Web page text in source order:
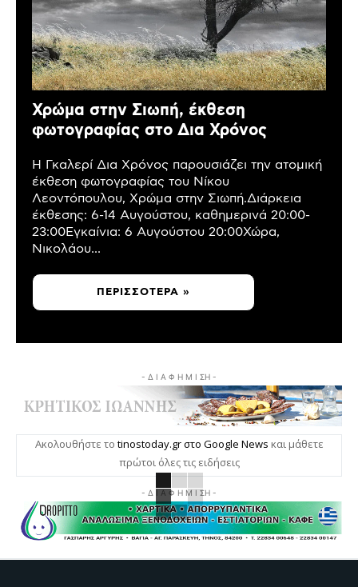
Χρώμα στην Σιωπή, έκθεση
φωτογραφίας στο Δια Χρόνος
Η Γκαλερί Δια Χρόνος παρουσιάζει την ατομική
έκθεση φωτογραφίας του Νίκου
Λεοντόπουλου, Χρώμα στην Σιωπή.Διάρκεια
έκθεσης: 6-14 Αυγούστου, καθημερινά 20:00-
23:00Εγκαίνια: 6 Αυγούστου 20:00Χώρα,
Νικολάου...
ΠΕΡΙΣΣΌΤΕΡΑ »
- Δ Ι Α Φ Η Μ Ι ΣΗ -
Ακολουθήστε το tinostoday.gr στο Google News και μάθετε
πρώτοι όλες τις ειδήσεις
- Δ Ι Α Φ Η Μ Ι ΣΗ -